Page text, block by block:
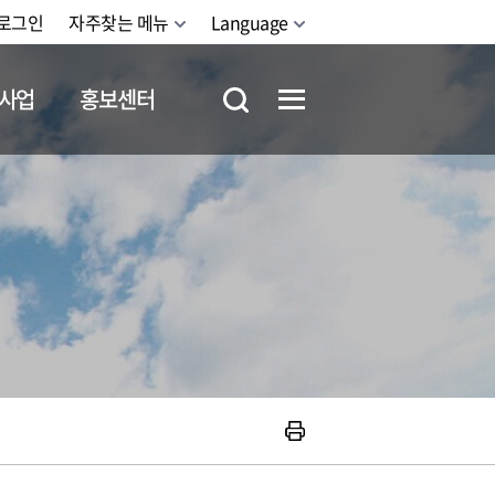
그인 자주찾는 메뉴 Language
업 홍보센터